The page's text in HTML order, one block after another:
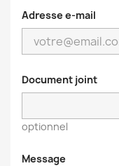
Adresse e-mail
Document joint
optionnel
Message